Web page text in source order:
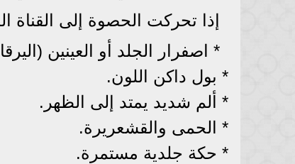
إذا تحركت الحصوة إلى
* اصفرار الجلد أو العينين
* بول داكن اللون.
* ألم شديد يمتد إلى الظهر.
* الحمى والقشعريرة.
* حكة جلدية مستمرة.